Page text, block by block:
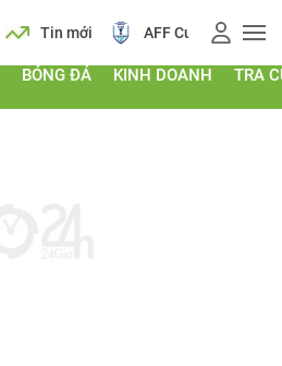
Tin mới AFF Cup Giá vàng
BÓNG ĐÁ KINH DOANH TRA